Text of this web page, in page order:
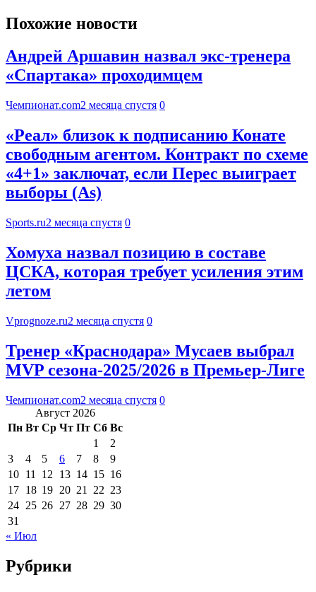
Похожие новости
Андрей Аршавин назвал экс-тренера
«Спартака» проходимцем
Чемпионат.com2 месяца спустя 0
«Реал» близок к подписанию Конате
свободным агентом. Контракт по схеме
«4+1» заключат, если Перес выиграет
выборы (As)
Sports.ru2 месяца спустя 0
Хомуха назвал позицию в составе
ЦСКА, которая требует усиления этим
летом
Vprognoze.ru2 месяца спустя 0
Тренер «Краснодара» Мусаев выбрал
MVP сезона-2025/2026 в Премьер-Лиге
Чемпионат.com2 месяца спустя 0
Август 2026
Пн Вт Ср Чт Пт Сб Вс
1
2
3
4 5 6 7 8
9
10 11 12 13 14 15 16
17 18 19 20 21 22 23
24 25 26 27 28 29 30
31
« Июл
Рубрики